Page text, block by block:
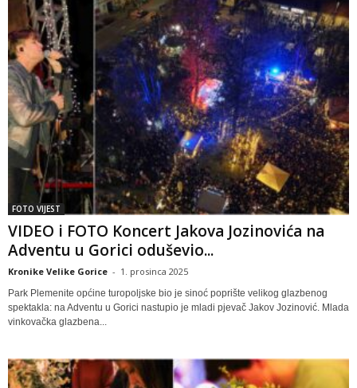
FOTO VIJEST
VIDEO i FOTO Koncert Jakova Jozinovića na
Adventu u Gorici oduševio...
Kronike Velike Gorice - 1. prosinca 2025
Park Plemenite općine turopoljske bio je sinoć poprište velikog glazbenog
spektakla: na Adventu u Gorici nastupio je mladi pjevač Jakov Jozinović. Mlada
vinkovačka glazbena...